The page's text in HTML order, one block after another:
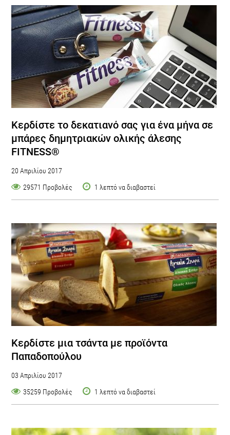
Kερδίστε το δεκατιανό σας για ένα μήνα σε
μπάρες δημητριακών ολικής άλεσης
FITNESS®
20 Απριλίου 2017
29571 Προβολές
1 λεπτό να διαβαστεί
Κερδίστε μια τσάντα με προϊόντα
Παπαδοπούλου
03 Απριλίου 2017
35259 Προβολές
1 λεπτό να διαβαστεί